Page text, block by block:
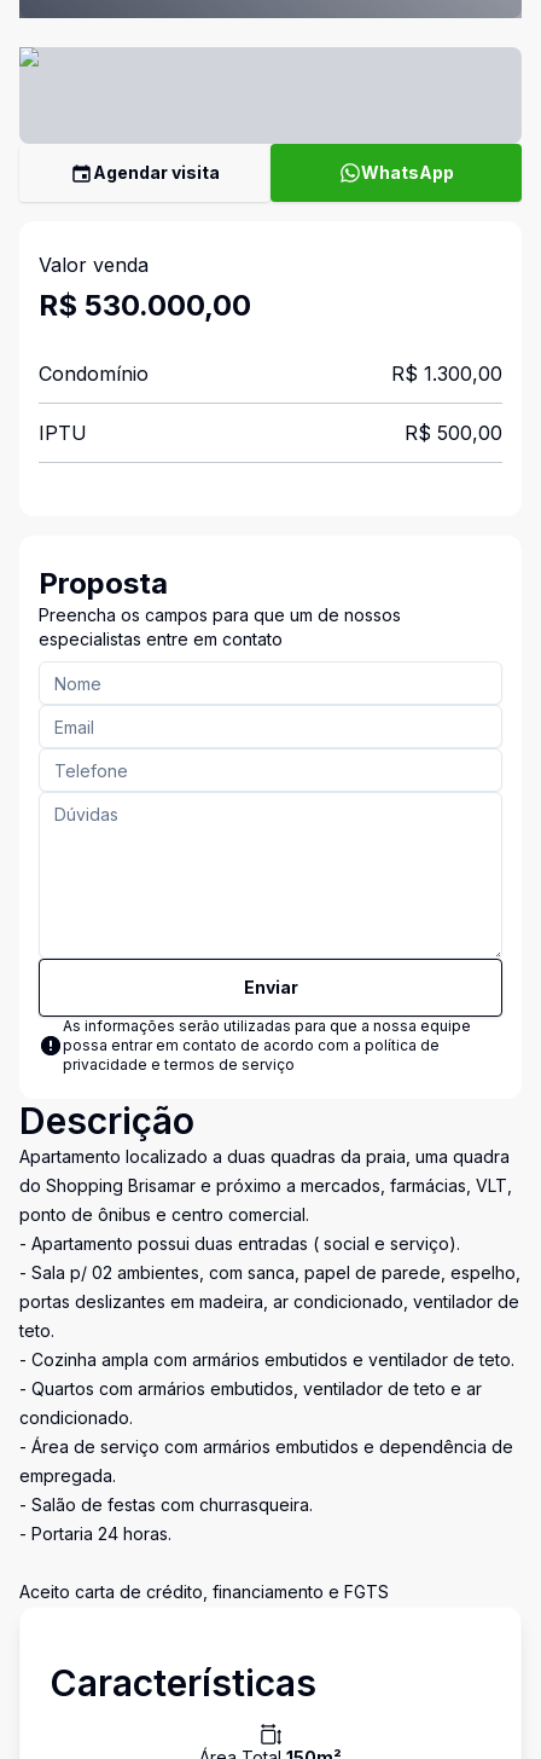
Agendar visita WhatsApp
Valor venda
R$ 530.000,00
Condomínio R$ 1.300,00
IPTU R$ 500,00
Proposta
Preencha os campos para que um de nossos
especialistas entre em contato
Enviar
As informações serão utilizadas para que a nossa equipe
possa entrar em contato de acordo com a política de
privacidade e termos de serviço
Descrição
Apartamento localizado a duas quadras da praia, uma quadra
do Shopping Brisamar e próximo a mercados, farmácias, VLT,
ponto de ônibus e centro comercial.
- Apartamento possui duas entradas ( social e serviço).
- Sala p/ 02 ambientes, com sanca, papel de parede, espelho,
portas deslizantes em madeira, ar condicionado, ventilador de
teto.
- Cozinha ampla com armários embutidos e ventilador de teto.
- Quartos com armários embutidos, ventilador de teto e ar
condicionado.
- Área de serviço com armários embutidos e dependência de
empregada.
- Salão de festas com churrasqueira.
- Portaria 24 horas.
Aceito carta de crédito, financiamento e FGTS
Características